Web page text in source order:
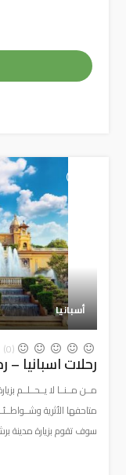
أسبانيا
(0)
رحلات اسبانيا
مــن مــنــا لا يــحــلــم
متاحفها الأثرية
سوف تقوم بزيارة مدينة